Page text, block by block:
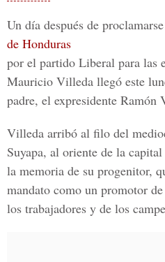
Un día después de proclamarse
de Honduras
por el partido Liberal para las
Mauricio Villeda llegó este
padre, el expresidente Ramón
Villeda arribó al filo del
Suyapa, al oriente de la
la memoria de su progenitor,
mandato como un promotor
los trabajadores y de los